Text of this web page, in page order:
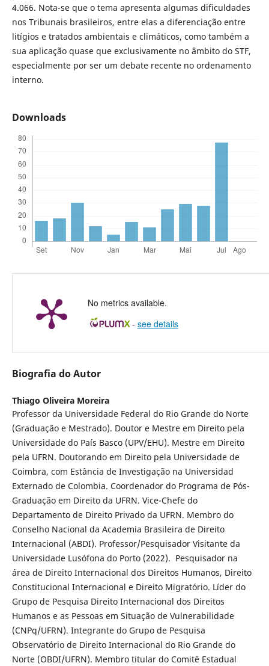
4.066. Nota-se que o tema apresenta algumas dificuldades
nos Tribunais brasileiros, entre elas a diferenciação entre
litígios e tratados ambientais e climáticos, como também a
sua aplicação quase que exclusivamente no âmbito do STF,
especialmente por ser um debate recente no ordenamento
interno.
Downloads
No metrics available.
- see details
Biografia do Autor
Thiago Oliveira Moreira
Professor da Universidade Federal do Rio Grande do Norte
(Graduação e Mestrado). Doutor e Mestre em Direito pela
Universidade do País Basco (UPV/EHU). Mestre em Direito
pela UFRN. Doutorando em Direito pela Universidade de
Coimbra, com Estância de Investigação na Universidad
Externado de Colombia. Coordenador do Programa de Pós-
Graduação em Direito da UFRN. Vice-Chefe do
Departamento de Direito Privado da UFRN. Membro do
Conselho Nacional da Academia Brasileira de Direito
Internacional (ABDI). Professor/Pesquisador Visitante da
Universidade Lusófona do Porto (2022). Pesquisador na
área de Direito Internacional dos Direitos Humanos, Direito
Constitucional Internacional e Direito Migratório. Líder do
Grupo de Pesquisa Direito Internacional dos Direitos
Humanos e as Pessoas em Situação de Vulnerabilidade
(CNPq/UFRN). Integrante do Grupo de Pesquisa
Observatório de Direito Internacional do Rio Grande do
Norte (OBDI/UFRN). Membro titular do Comitê Estadual